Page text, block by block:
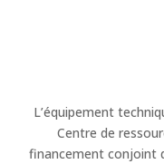
L’équipement
Centre de
financement conjoint